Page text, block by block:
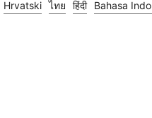
Hrvatski ไทย हिंदी Bahasa